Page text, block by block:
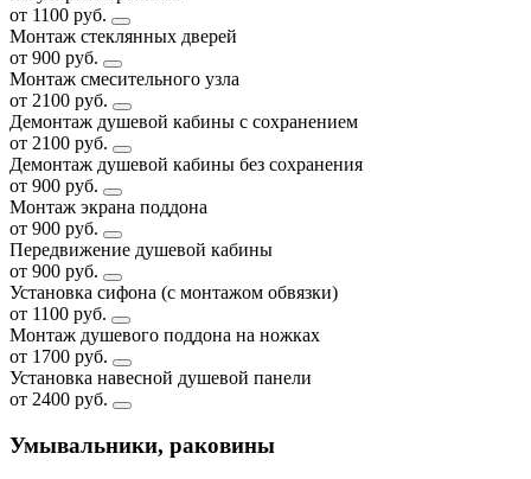
от 1100 руб.
Монтаж стеклянных дверей
от 900 руб.
Монтаж смесительного узла
от 2100 руб.
Демонтаж душевой кабины с сохранением
от 2100 руб.
Демонтаж душевой кабины без сохранения
от 900 руб.
Монтаж экрана поддона
от 900 руб.
Передвижение душевой кабины
от 900 руб.
Установка сифона (с монтажом обвязки)
от 1100 руб.
Монтаж душевого поддона на ножках
от 1700 руб.
Установка навесной душевой панели
от 2400 руб.
Умывальники, раковины